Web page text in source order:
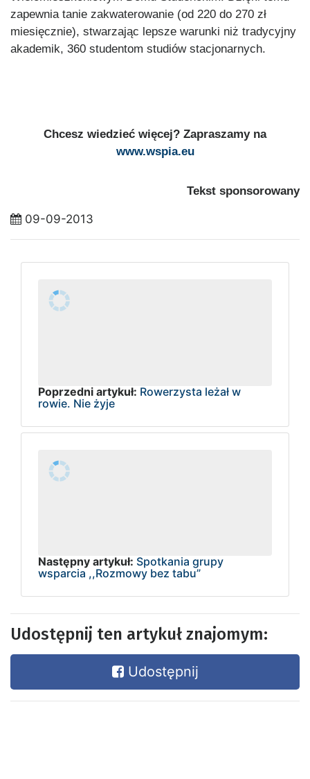
zapewnia tanie zakwaterowanie (od 220 do 270 zł
miesięcznie), stwarzając lepsze warunki niż tradycyjny
akademik, 360 studentom studiów stacjonarnych.
Chcesz wiedzieć więcej? Zapraszamy na
www.wspia.eu
Tekst sponsorowany
09-09-2013
Poprzedni artykuł: Rowerzysta leżał w
rowie. Nie żyje
Następny artykuł: Spotkania grupy
wsparcia ,,Rozmowy bez tabu”
Udostępnij ten artykuł znajomym:
Udostępnij